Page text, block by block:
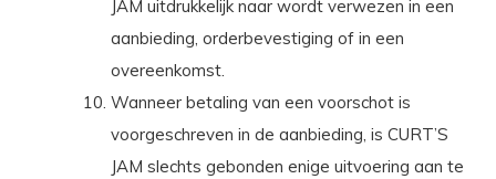
JAM uitdrukkelijk naar wordt verwezen in een
aanbieding, orderbevestiging of in een
overeenkomst.
Wanneer betaling van een voorschot is
voorgeschreven in de aanbieding, is CURT’S
JAM slechts gebonden enige uitvoering aan te